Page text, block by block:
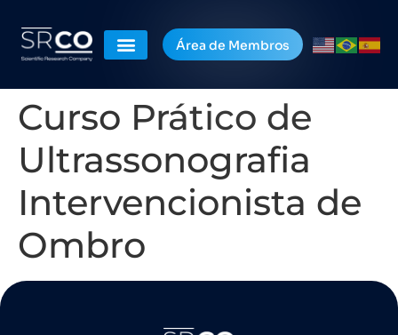
Área de Membros
Curso Prático de
Ultrassonografia
Intervencionista de
Ombro